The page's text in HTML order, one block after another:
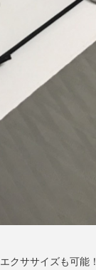
クササイズも可能！